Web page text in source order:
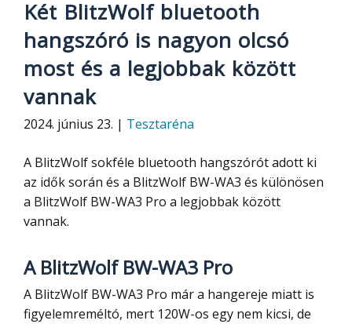
Két BlitzWolf bluetooth
hangszóró is nagyon olcsó
most és a legjobbak között
vannak
2024. június 23. | Tesztaréna
A BlitzWolf sokféle bluetooth hangszórót adott ki
az idők során és a BlitzWolf BW-WA3 és különösen
a BlitzWolf BW-WA3 Pro a legjobbak között
vannak.
A BlitzWolf BW-WA3 Pro
A BlitzWolf BW-WA3 Pro már a hangereje miatt is
figyelemreméltó, mert 120W-os egy nem kicsi, de